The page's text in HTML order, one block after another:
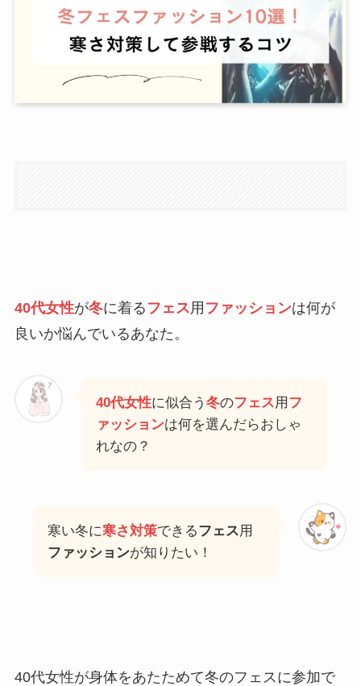
40代女性が冬に着る フェス 用 ファッションは何が
良いか悩んでいるあなた。
40代女性に似合う 冬のフェス用 フ
ァッションは何を選んだらおしゃ
れなの？
寒い冬に寒さ対策できるフェス用
ファッションが知りたい！
40代女性が身体をあたためて冬のフェスに参加で